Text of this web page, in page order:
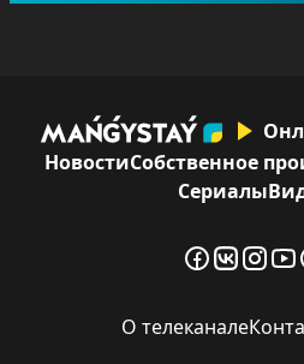
НовостиСобственное
Сериалы
О телеканале